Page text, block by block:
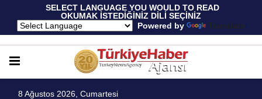
SELECT LANGUAGE YOU WOULD TO READ
OKUMAK İSTEDİĞİNİZ DİLİ SEÇİNİZ
Powered by
Translate
8 Ağustos 2026, Cumartesi